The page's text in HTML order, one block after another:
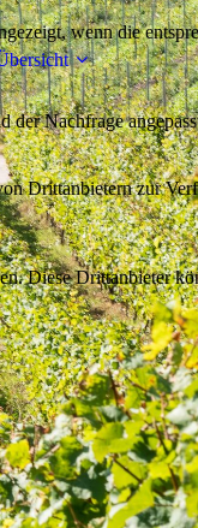
wenn die
Nachfrage
Drittanbietern zur
Diese Drittanbieter